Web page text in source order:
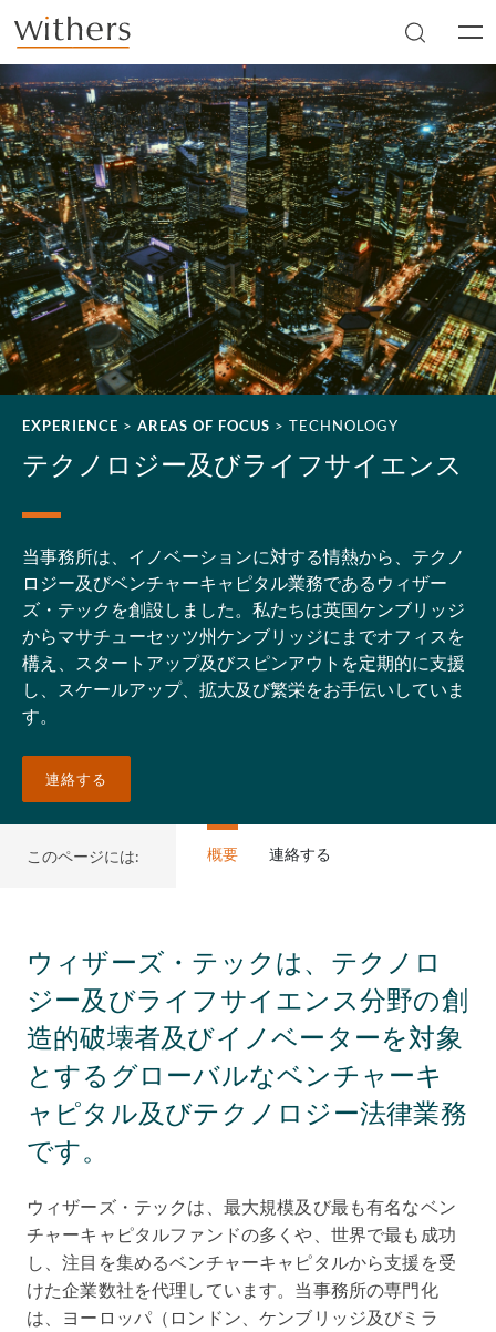
Skip to main content
EXPERIENCE > AREAS OF FOCUS > TECHNOLOGY
テクノロジー及びライフサイエンス
当事務所は、イノベーションに対する情熱から、テクノ
ロジー及びベンチャーキャピタル業務であるウィザー
ズ・テックを創設しました。私たちは英国ケンブリッジ
からマサチューセッツ州ケンブリッジにまでオフィスを
構え、スタートアップ及びスピンアウトを定期的に支援
し、スケールアップ、拡大及び繁栄をお手伝いしていま
す。
連絡する
このページには: 概要 連絡する
ウィザーズ・テックは、テクノロ
ジー及びライフサイエンス分野の創
造的破壊者及びイノベーターを対象
とするグローバルなベンチャーキ
ャピタル及びテクノロジー法律業務
です。
ウィザーズ・テックは、最大規模及び最も有名なベン
チャーキャピタルファンドの多くや、世界で最も成功
し、注目を集めるベンチャーキャピタルから支援を受
けた企業数社を代理しています。当事務所の専門化
は、ヨーロッパ（ロンドン、ケンブリッジ及びミラ